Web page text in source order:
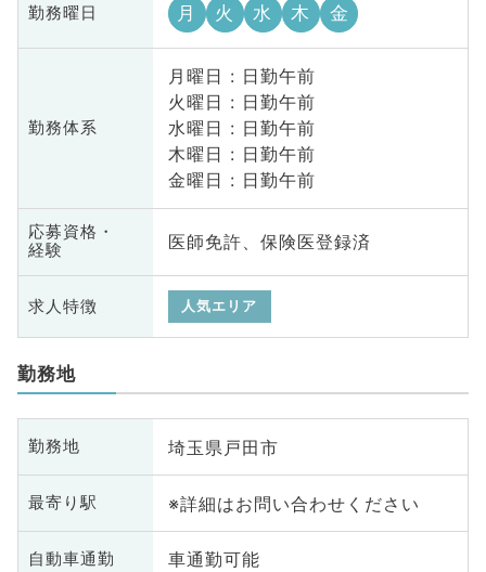
勤務曜日 月 火 水 木 金
勤務体系
月曜日 : 日勤午前
火曜日 : 日勤午前
水曜日 : 日勤午前
木曜日 : 日勤午前
金曜日 : 日勤午前
応募資格・
経験
医師免許、保険医登録済
求人特徴 人気エリア
勤務地
勤務地 埼玉県戸田市
最寄り駅 ※詳細はお問い合わせください
自動車通勤 車通勤可能